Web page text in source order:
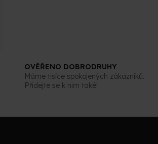
p
OVĚŘENO DOBRODRUHY
Máme tisíce spokojených zákazníků.
Přidejte se k nim také!